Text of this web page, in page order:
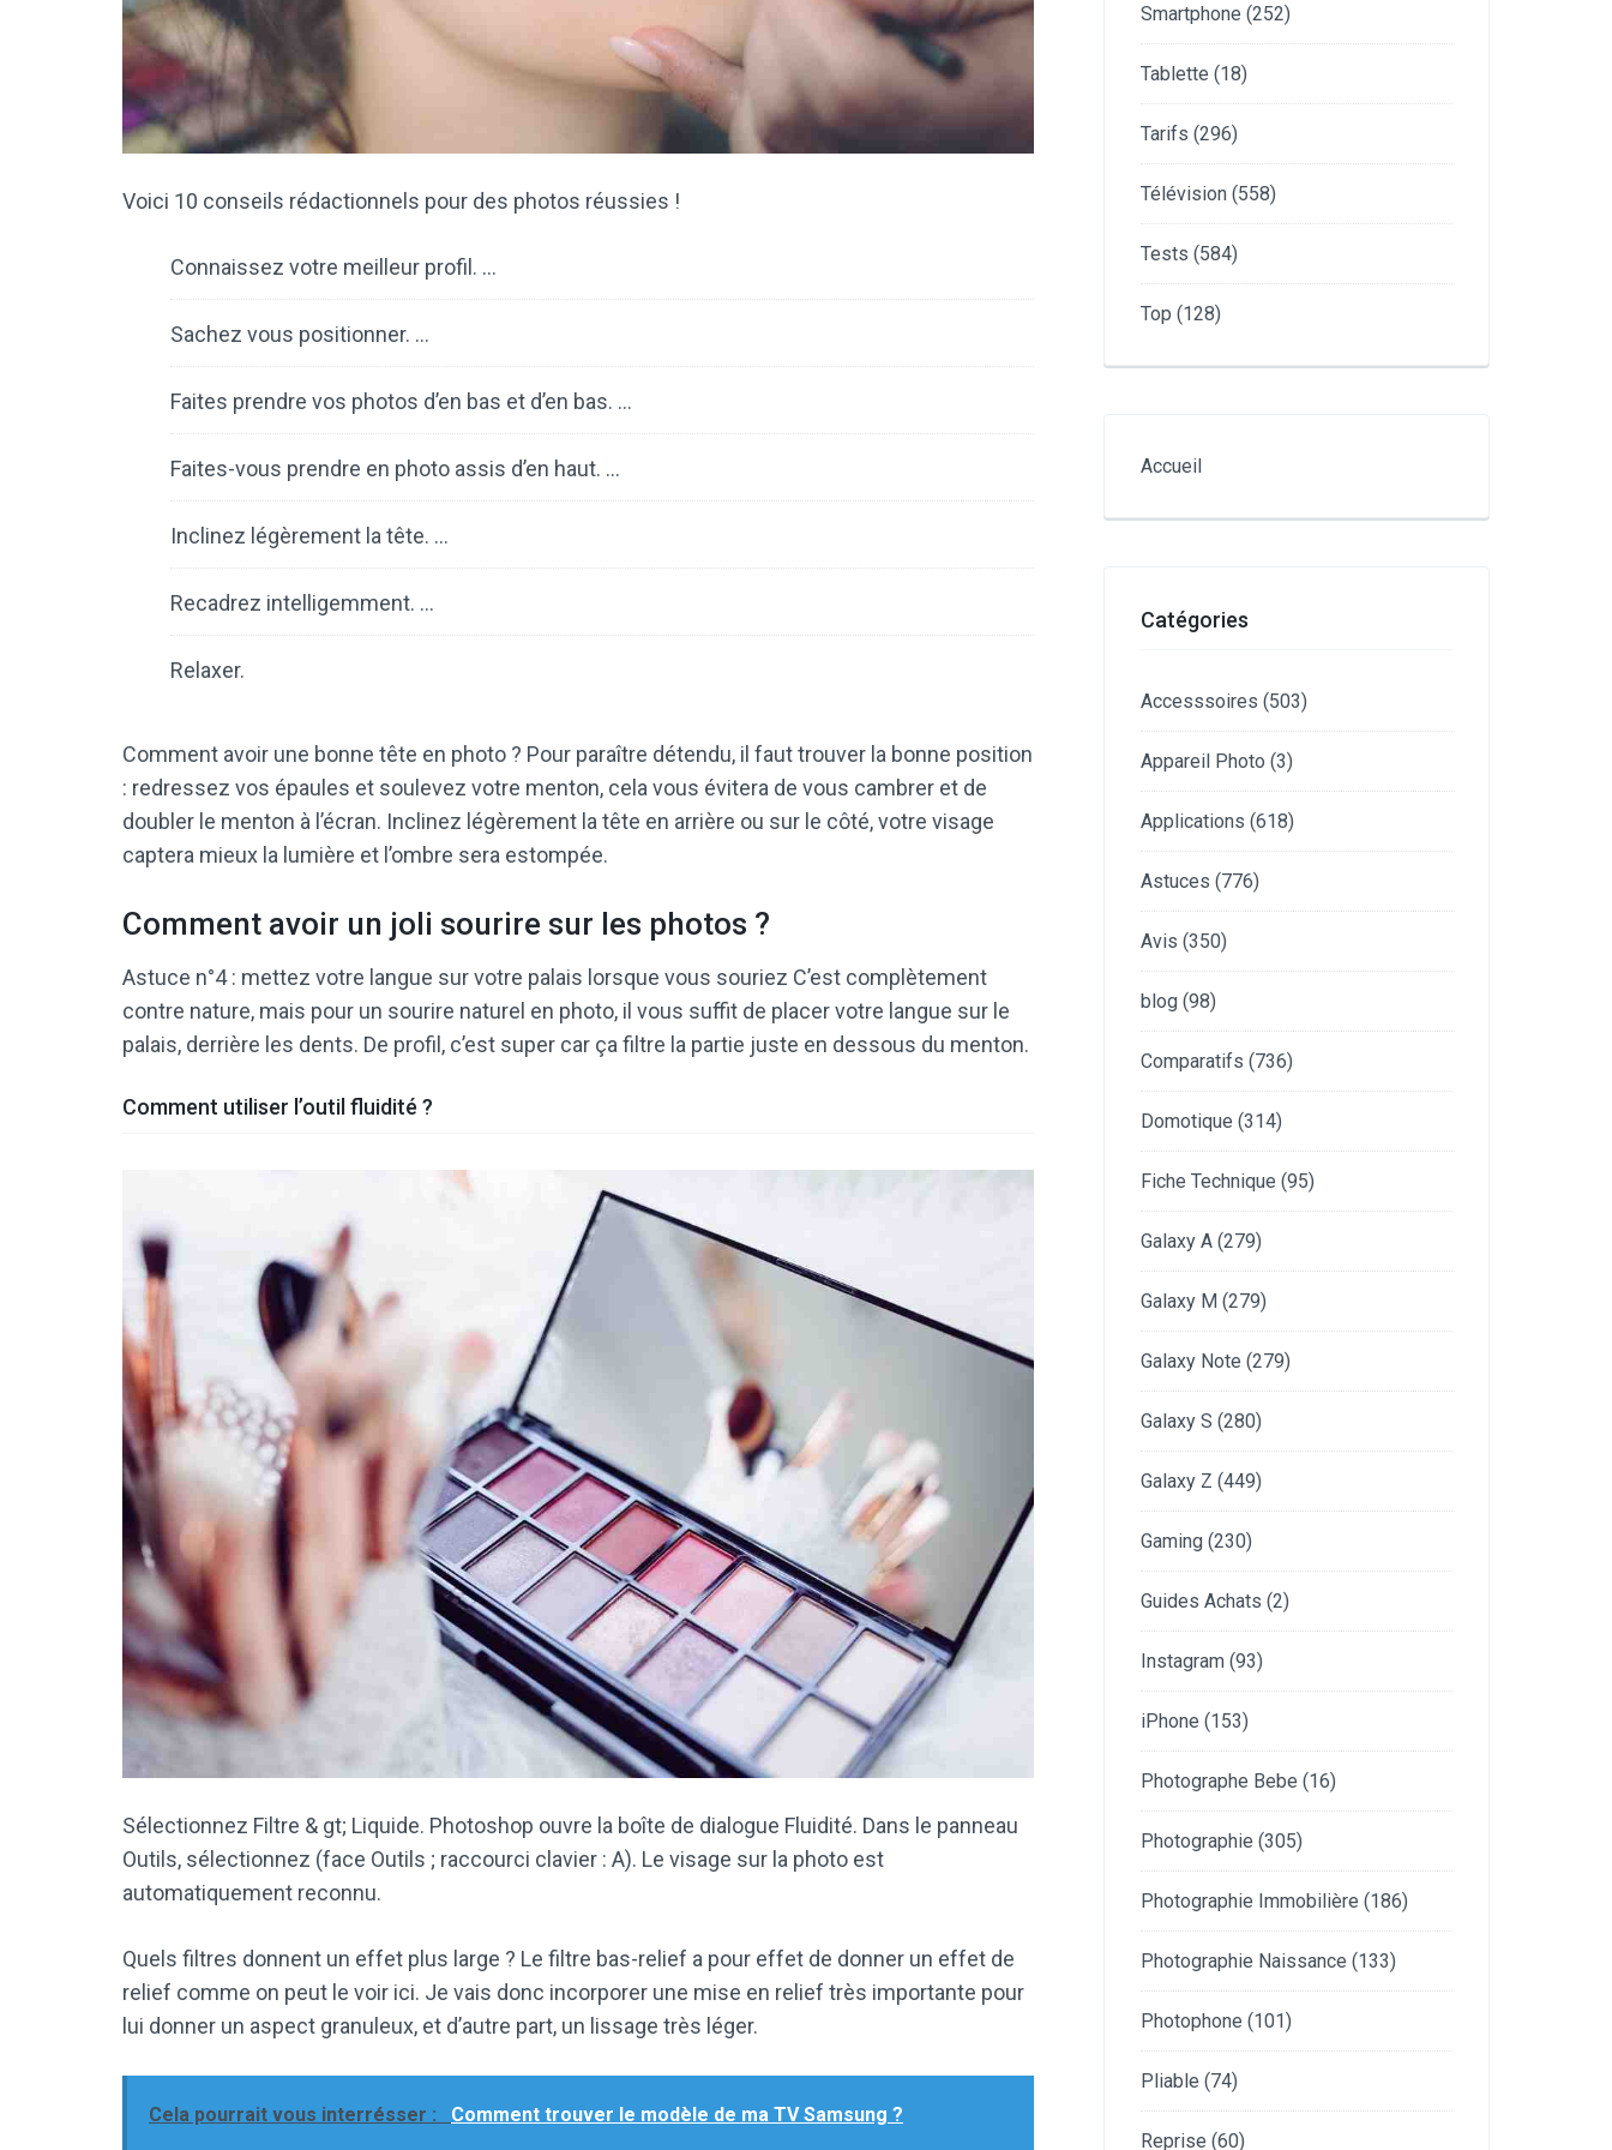
Voici 10 conseils rédactionnels pour des photos réussies !
Connaissez votre meilleur profil. …
Sachez vous positionner. …
Faites prendre vos photos d’en bas et d’en bas. …
Faites-vous prendre en photo assis d’en haut. …
Inclinez légèrement la tête. …
Recadrez intelligemment. …
Relaxer.
Comment avoir une bonne tête en photo ? Pour paraître détendu, il faut trouver la bonne position
: redressez vos épaules et soulevez votre menton, cela vous évitera de vous cambrer et de
doubler le menton à l’écran. Inclinez légèrement la tête en arrière ou sur le côté, votre visage
captera mieux la lumière et l’ombre sera estompée.
Comment avoir un joli sourire sur les photos ?
Astuce n°4 : mettez votre langue sur votre palais lorsque vous souriez C’est complètement
contre nature, mais pour un sourire naturel en photo, il vous suffit de placer votre langue sur le
palais, derrière les dents. De profil, c’est super car ça filtre la partie juste en dessous du menton.
Comment utiliser l’outil fluidité ?
Sélectionnez Filtre & gt; Liquide. Photoshop ouvre la boîte de dialogue Fluidité. Dans le panneau
Outils, sélectionnez (face Outils ; raccourci clavier : A). Le visage sur la photo est
automatiquement reconnu.
Quels filtres donnent un effet plus large ? Le filtre bas-relief a pour effet de donner un effet de
relief comme on peut le voir ici. Je vais donc incorporer une mise en relief très importante pour
lui donner un aspect granuleux, et d’autre part, un lissage très léger.
Cela pourrait vous interrésser : Comment trouver le modèle de ma TV Samsung ?
Smartphone (252)
Tablette (18)
Tarifs (296)
Télévision (558)
Tests (584)
Top (128)
Accueil
Catégories
Accesssoires (503)
Appareil Photo (3)
Applications (618)
Astuces (776)
Avis (350)
blog (98)
Comparatifs (736)
Domotique (314)
Fiche Technique (95)
Galaxy A (279)
Galaxy M (279)
Galaxy Note (279)
Galaxy S (280)
Galaxy Z (449)
Gaming (230)
Guides Achats (2)
Instagram (93)
iPhone (153)
Photographe Bebe (16)
Photographie (305)
Photographie Immobilière (186)
Photographie Naissance (133)
Photophone (101)
Pliable (74)
Reprise (60)